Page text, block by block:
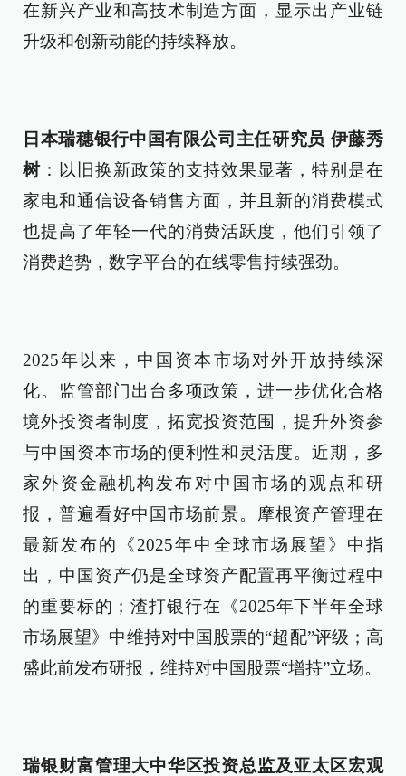
在新兴产业和高技术制造方面，显示出产业链
升级和创新动能的持续释放。
日本瑞穗银行中国有限公司主任研究员 伊藤秀
树：以旧换新政策的支持效果显著，特别是在
家电和通信设备销售方面，并且新的消费模式
也提高了年轻一代的消费活跃度，他们引领了
消费趋势，数字平台的在线零售持续强劲。
2025年以来，中国资本市场对外开放持续深
化。监管部门出台多项政策，进一步优化合格
境外投资者制度，拓宽投资范围，提升外资参
与中国资本市场的便利性和灵活度。近期，多
家外资金融机构发布对中国市场的观点和研
报，普遍看好中国市场前景。摩根资产管理在
最新发布的《2025年中全球市场展望》中指
出，中国资产仍是全球资产配置再平衡过程中
的重要标的；渣打银行在《2025年下半年全球
市场展望》中维持对中国股票的“超配”评级；高
盛此前发布研报，维持对中国股票“增持”立场。
瑞银财富管理大中华区投资总监及亚太区宏观